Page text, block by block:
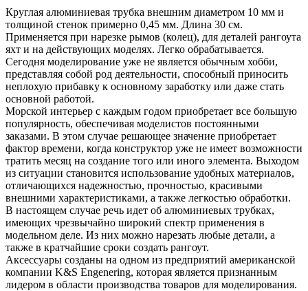
Круглая алюминиевая трубка внешним диаметром 10 мм и
толщиной стенок примерно 0,45 мм. Длина 30 см.
Применяется при нарезке рымов (колец), для деталей рангоута
яхт и на действующих моделях. Легко обрабатывается.
Сегодня моделирование уже не является обычным хобби,
представляя собой род деятельности, способный приносить
неплохую прибавку к основному заработку или даже стать
основной работой.
Морской интерьер с каждым годом приобретает все большую
популярность, обеспечивая моделистов постоянными
заказами. В этом случае решающее значение приобретает
фактор времени, когда конструктор уже не имеет возможности
тратить месяц на создание того или иного элемента. Выходом
из ситуации становится использование удобных материалов,
отличающихся надежностью, прочностью, красивыми
внешними характеристиками, а также легкостью обработки.
В настоящем случае речь идет об алюминиевых трубках,
имеющих чрезвычайно широкий спектр применения в
модельном деле. Из них можно нарезать любые детали, а
также в кратчайшие сроки создать рангоут.
Аксессуары созданы на одном из предприятий американской
компании K&S Engenering, которая является признанным
лидером в области производства товаров для моделирования.